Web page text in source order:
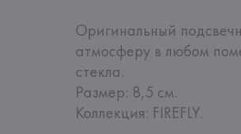
Оригинальный
атмосферу в любом
стекла.
Размер: 8,5 см.
Коллекция: FIREFLY.